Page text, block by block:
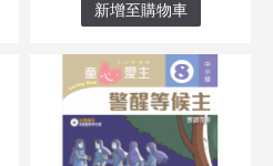
新增至購物車